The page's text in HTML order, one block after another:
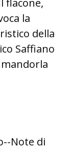
flacone,
la
della
Saffiano
Note di